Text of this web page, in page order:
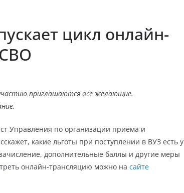
цикл онлайн-
приглашаются все желающие.
Управления по организации приема и
какие льготы при поступлении в ВУЗ есть у
дополнительные баллы и другие меры
онлайн-трансляцию можно на сайте